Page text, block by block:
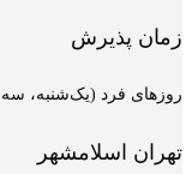
زمان پذیرش
روزهای فرد (یک‌شنبه، سه‌شنبه و
تهران اسلامشهر